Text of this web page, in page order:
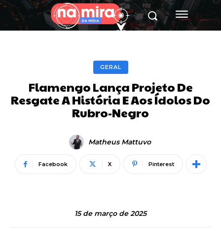
GERAL
Flamengo Lança Projeto De
Resgate A História E Aos Ídolos Do
Rubro-Negro
Matheus Mattuvo
Facebook X Pinterest
15 de março de 2025